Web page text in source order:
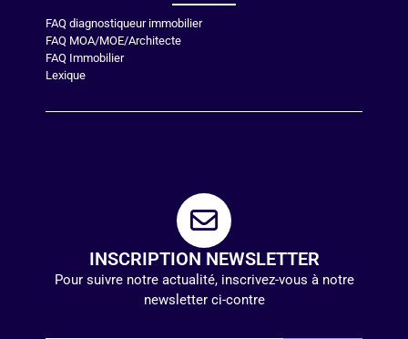
FAQ diagnostiqueur immobilier
FAQ MOA/MOE/Architecte
FAQ Immobilier
Lexique
INSCRIPTION NEWSLETTER
Pour suivre notre actualité, inscrivez-vous à notre
newsletter ci-contre